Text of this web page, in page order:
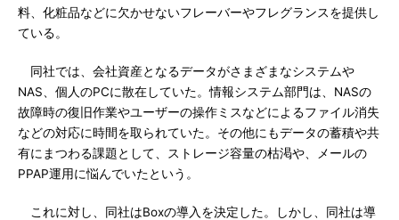
料、化粧品などに欠かせないフレーバーやフレグランスを提供し
ている。
同社では、会社資産となるデータがさまざまなシステムや
NAS、個人のPCに散在していた。情報システム部門は、NASの
故障時の復旧作業やユーザーの操作ミスなどによるファイル消失
などの対応に時間を取られていた。その他にもデータの蓄積や共
有にまつわる課題として、ストレージ容量の枯渇や、メールの
PPAP運用に悩んでいたという。
これに対し、同社はBoxの導入を決定した。しかし、同社は導